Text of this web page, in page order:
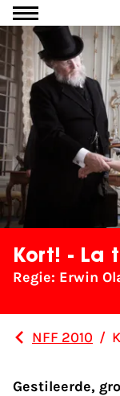
Ga
Kort! - La
Regie: Erwin
NFF 2010 /
Gestileerde,